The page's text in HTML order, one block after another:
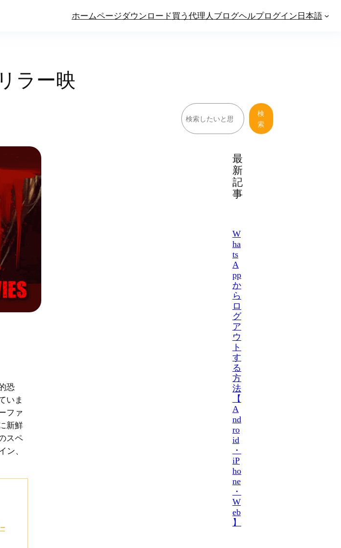
ホームページダウンロード買う 代理人 ブログヘルプログイン日本語
ラー映
恐
いま
ファ
新鮮
スペ
ン、
検
索
検
索
最
新
記
事
W
ha
ts
A
pp
か
ら
ロ
グ
ア
ウ
ト
す
る
方
法
【
A
nd
ro
id
・
iP
ho
ne
・
W
eb
】